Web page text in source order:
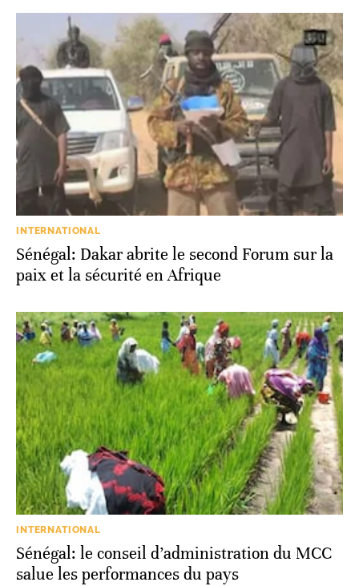
INTERNATIONAL
Sénégal: Dakar abrite le second Forum sur la
paix et la sécurité en Afrique
INTERNATIONAL
Sénégal: le conseil d’administration du MCC
salue les performances du pays